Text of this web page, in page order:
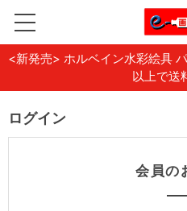
<新発売> ホルベイン水彩絵具
以上で送
ログイン
会員の